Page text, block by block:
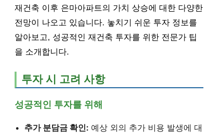
재건축 이후 은마아파트의 가치 상승에 대한 다양한
전망이 나오고 있습니다. 놓치기 쉬운 투자 정보를
알아보고, 성공적인 재건축 투자를 위한 전문가 팁
을 소개합니다.
투자 시 고려 사항
성공적인 투자를 위해
추가 분담금 확인: 예상 외의 추가 비용 발생에 대